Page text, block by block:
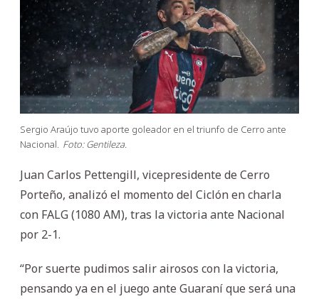
Sergio Araújo tuvo aporte goleador en el triunfo de Cerro ante
Nacional. Foto: Gentileza.
Juan Carlos Pettengill, vicepresidente de Cerro
Porteño, analizó el momento del Ciclón en charla
con FALG (1080 AM), tras la victoria ante Nacional
por 2-1.
“Por suerte pudimos salir airosos con la victoria,
pensando ya en el juego ante Guaraní que será una